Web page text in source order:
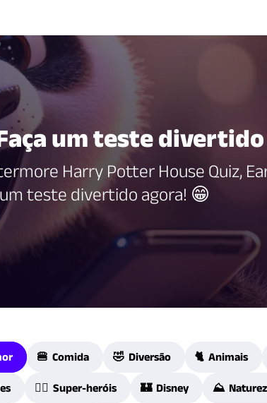
um teste
Harry Potter House Quiz,
teste divertido agora! 😁
🍔 Comida 🤣 Diversão 🐈 Animais
🦸‍♀️ Super-heróis 🏰 Disney ⛰️